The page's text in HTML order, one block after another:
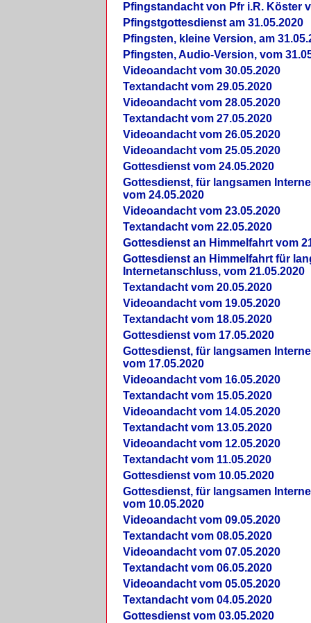
Pfingstandacht von Pfr i.R. Köster
Pfingstgottesdienst am 31.05.2020
Pfingsten, kleine Version, am
Pfingsten, Audio-Version, vom
Videoandacht vom 30.05.2020
Textandacht vom 29.05.2020
Videoandacht vom 28.05.2020
Textandacht vom 27.05.2020
Videoandacht vom 26.05.2020
Videoandacht vom 25.05.2020
Gottesdienst vom 24.05.2020
Gottesdienst, für langsamen
vom 24.05.2020
Videoandacht vom 23.05.2020
Textandacht vom 22.05.2020
Gottesdienst an Himmelfahrt vom
Gottesdienst an Himmelfahrt für
Internetanschluss, vom 21.05.2020
Textandacht vom 20.05.2020
Videoandacht vom 19.05.2020
Textandacht vom 18.05.2020
Gottesdienst vom 17.05.2020
Gottesdienst, für langsamen
vom 17.05.2020
Videoandacht vom 16.05.2020
Textandacht vom 15.05.2020
Videoandacht vom 14.05.2020
Textandacht vom 13.05.2020
Videoandacht vom 12.05.2020
Textandacht vom 11.05.2020
Gottesdienst vom 10.05.2020
Gottesdienst, für langsamen
vom 10.05.2020
Videoandacht vom 09.05.2020
Textandacht vom 08.05.2020
Videoandacht vom 07.05.2020
Textandacht vom 06.05.2020
Videoandacht vom 05.05.2020
Textandacht vom 04.05.2020
Gottesdienst vom 03.05.2020